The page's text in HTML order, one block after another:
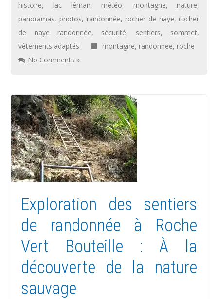
histoire, lac léman, météo, montagne, nature,
panoramas, photos, randonnée, rocher de naye, rocher
de naye randonnée, sécurité, sentiers, sommet,
vêtements adaptés
montagne, randonnee, roche
No Comments »
Exploration des sentiers
de randonnée à Roche
Vert Bouteille : À la
découverte de la nature
sauvage